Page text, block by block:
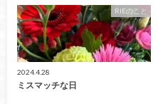
RIEのこと
2024.4.28
ミスマッチな日